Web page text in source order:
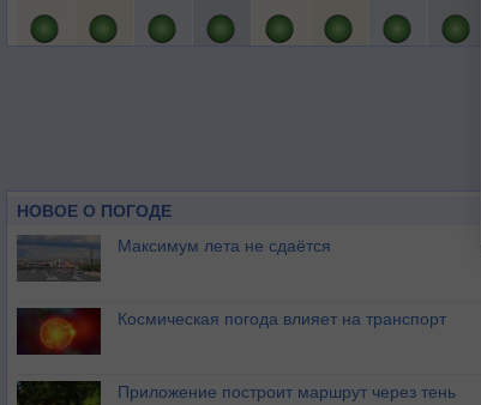
НОВОЕ О ПОГОДЕ
Максимум лета не сдаётся
Космическая погода влияет на транспорт
Приложение построит маршрут через тень